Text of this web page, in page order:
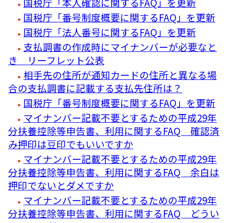
国税庁「番号制度概要に関するFAQ」を更新
国税庁「法人番号に関するFAQ」を更新
支払調書の作成時にマイナンバーが必要なと
き リーフレット公表
相手先の住所が通知カードの住所と異なる場
合の支払調書に記載する支払先住所は？
国税庁「番号制度概要に関するFAQ」を更新
マイナンバー記載不要とするための平成29年
分扶養控除等申告書、利用に関するFAQ 確認済
み押印は豆印でもいいですか
マイナンバー記載不要とするための平成29年
分扶養控除等申告書、利用に関するFAQ 余白は
押印でないとダメですか
マイナンバー記載不要とするための平成29年
分扶養控除等申告書、利用に関するFAQ どうい